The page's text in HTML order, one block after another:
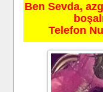
Ben Sevda,
Telefon